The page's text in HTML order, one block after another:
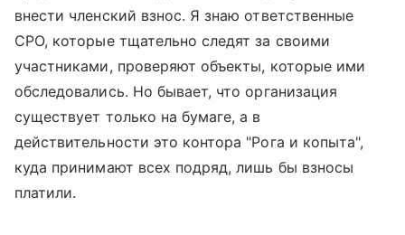
внести членский взнос. Я знаю ответственные
СРО, которые тщательно следят за своими
участниками, проверяют объекты, которые ими
обследовались. Но бывает, что организация
существует только на бумаге, а в
действительности это контора "Рога и копыта",
куда принимают всех подряд, лишь бы взносы
платили.